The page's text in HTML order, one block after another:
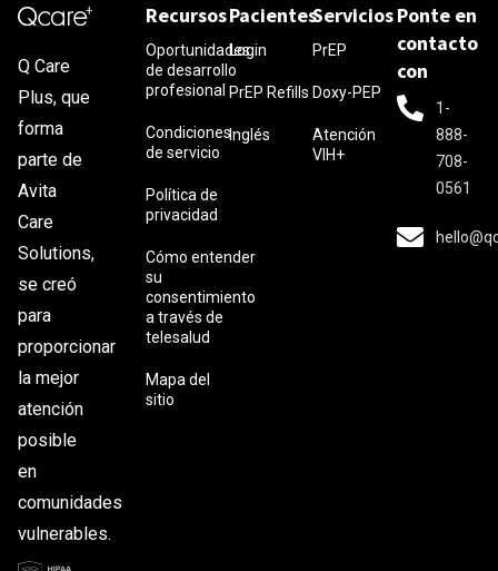
Q Care
Plus, que
forma
parte de
Avita
Care
Solutions,
se creó
para
proporcionar
la mejor
atención
posible
en
comunidades
vulnerables.
Recursos
Oportunidades
de desarrollo
profesional
Condiciones
de servicio
Política de
privacidad
Cómo entender
su
consentimiento
a través de
telesalud
Mapa del
sitio
Pacientes
Login
PrEP Refills
Inglés
Servicios
PrEP
Doxy-PEP
Atención
VIH+
Ponte en
contacto
con
1-
888-
708-
0561